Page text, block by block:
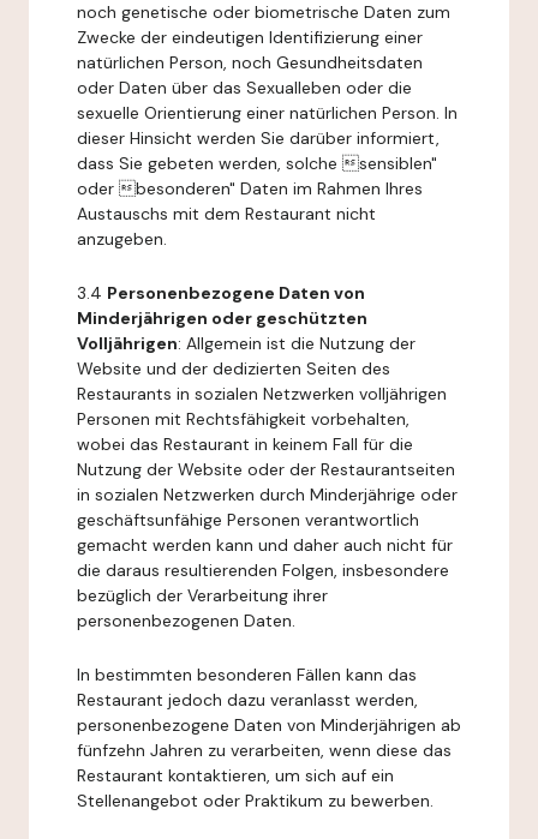
noch genetische oder biometrische Daten zum
Zwecke der eindeutigen Identifizierung einer
natürlichen Person, noch Gesundheitsdaten
oder Daten über das Sexualleben oder die
sexuelle Orientierung einer natürlichen Person. In
dieser Hinsicht werden Sie darüber informiert,
dass Sie gebeten werden, solche sensiblen"
oder besonderen" Daten im Rahmen Ihres
Austauschs mit dem Restaurant nicht
anzugeben.
3.4 Personenbezogene Daten von
Minderjährigen oder geschützten
Volljährigen: Allgemein ist die Nutzung der
Website und der dedizierten Seiten des
Restaurants in sozialen Netzwerken volljährigen
Personen mit Rechtsfähigkeit vorbehalten,
wobei das Restaurant in keinem Fall für die
Nutzung der Website oder der Restaurantseiten
in sozialen Netzwerken durch Minderjährige oder
geschäftsunfähige Personen verantwortlich
gemacht werden kann und daher auch nicht für
die daraus resultierenden Folgen, insbesondere
bezüglich der Verarbeitung ihrer
personenbezogenen Daten.
In bestimmten besonderen Fällen kann das
Restaurant jedoch dazu veranlasst werden,
personenbezogene Daten von Minderjährigen ab
fünfzehn Jahren zu verarbeiten, wenn diese das
Restaurant kontaktieren, um sich auf ein
Stellenangebot oder Praktikum zu bewerben.